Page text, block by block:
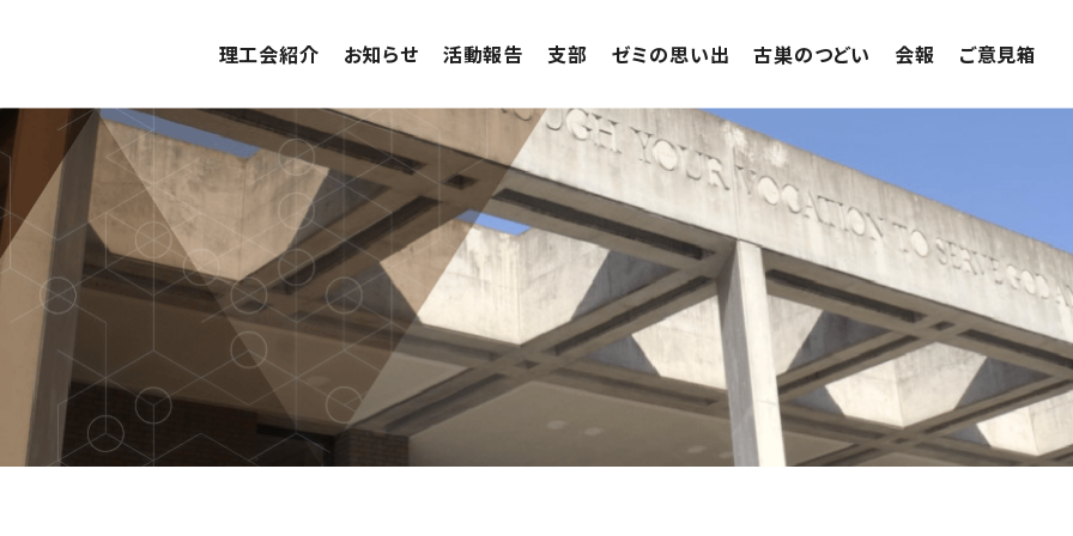
理工会紹介 お知らせ 活動報告 支部 ゼミの思い出 古巣のつどい 会報 ご意見箱